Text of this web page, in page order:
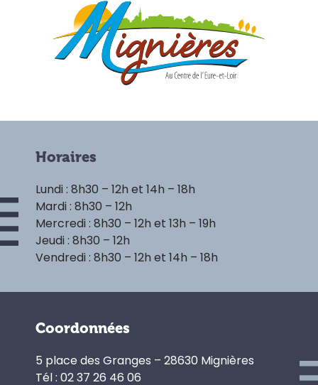
Horaires
Lundi : 8h30 – 12h et 14h – 18h
Mardi : 8h30 – 12h
Mercredi : 8h30 – 12h et 13h – 19h
Jeudi : 8h30 – 12h
Vendredi : 8h30 – 12h et 14h – 18h
Coordonnées
5 place des Granges – 28630 Mignières
Tél : 02 37 26 46 06